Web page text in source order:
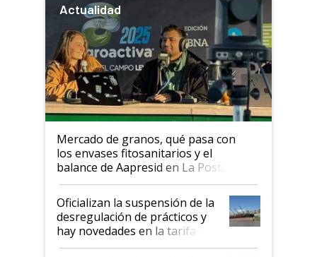
Actualidad
Mercado de granos, qué pasa con
los envases fitosanitarios y el
balance de Aapresid en La Posta
Oficializan la suspensión de la
desregulación de prácticos y
hay novedades en la tarifa de
la hidrovía